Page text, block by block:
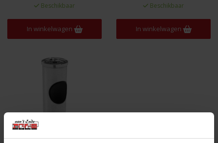
Beschikbaar
In winkelwagen
Beschikbaar
In winkelwagen